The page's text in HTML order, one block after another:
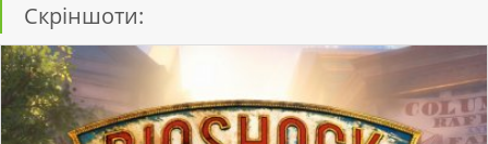
Скріншоти: